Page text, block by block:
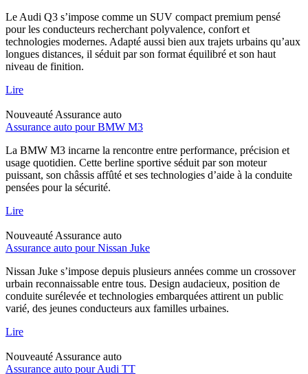
Le Audi Q3 s’impose comme un SUV compact premium pensé
pour les conducteurs recherchant polyvalence, confort et
technologies modernes. Adapté aussi bien aux trajets urbains qu’aux
longues distances, il séduit par son format équilibré et son haut
niveau de finition.
Lire
Nouveauté Assurance auto
Assurance auto pour BMW M3
La BMW M3 incarne la rencontre entre performance, précision et
usage quotidien. Cette berline sportive séduit par son moteur
puissant, son châssis affûté et ses technologies d’aide à la conduite
pensées pour la sécurité.
Lire
Nouveauté Assurance auto
Assurance auto pour Nissan Juke
Nissan Juke s’impose depuis plusieurs années comme un crossover
urbain reconnaissable entre tous. Design audacieux, position de
conduite surélevée et technologies embarquées attirent un public
varié, des jeunes conducteurs aux familles urbaines.
Lire
Nouveauté Assurance auto
Assurance auto pour Audi TT